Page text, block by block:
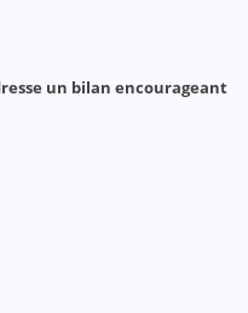
un bilan encourageant